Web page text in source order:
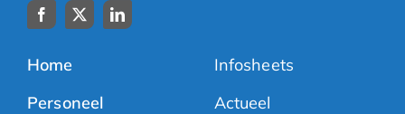
Home
Personeel
Infosheets
Actueel